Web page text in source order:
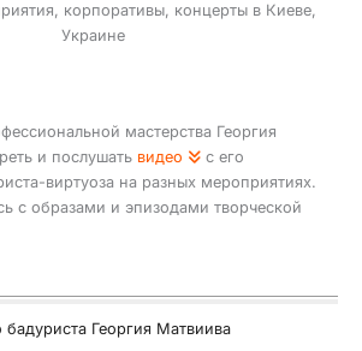
корпоративы, концерты в Киеве,
Украине
мастерства Георгия
и послушать видео
с его
виртуоза на разных мероприятиях.
с образами и эпизодами творческой
бадуриста Георгия Матвиива